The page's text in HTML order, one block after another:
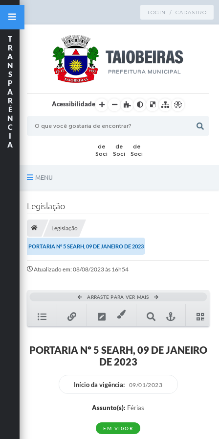
LOGIN / CADASTRO
Acessibilidade
MENU
Publicações
A Prefeitura
Ouvidoria
Legislação
T
R
A
N
S
P
A
R
Ê
N
C
I
A
Legislação
Legislação
PORTARIA Nº 5 SEARH, 09 DE JANEIRO DE 2023
Atualizado em: 08/08/2023 às 16h54
ARRASTE PARA VER MAIS
PORTARIA Nº 5 SEARH, 09 DE JANEIRO
DE 2023
Início da vigência: 09/01/2023
Assunto(s): Férias
EM VIGOR